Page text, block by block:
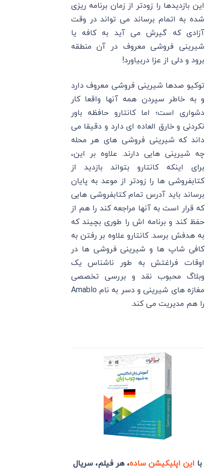
این بازدیدها را زودتر از زمان برنامه ریزی
شده به اتمام برساند می تواند در وقت
آزادی که گیرش می آید به کافه یا
شیرینی فروشی معروف در آن منطقه
برود و دلی از عزا دربیاورد!
توکیو صدها شیرینی‌ فروشی معروف دارد
و به خاطر سپردن همه آنها واقعا کار
دشواری است؛ اما کانتارو حافظه باور
نکردنی و خارق العاده ای دارد و دقیقا می
داند که شیرینی فروشی های هر محله
چه شیرینی هایی دارند. علاوه بر این،
برای اینکه کانتارو بتواند بازدید از
کتابفروشی ها را زودتر از موعد به پایان
برساند باید آدرس تمام کتابفروشی هایی
که قرار است به آنها مراجعه کند را هم از
حفظ کند و برنامه اش را طوری بچیند که
به هدفش برسد. کانتارو علاوه بر رفتن به
کافی شاپ ها و شیرینی فروشی ها در
اوقات فراغتش به طور ناشناس یک
وبلاگ محبوب نقد و بررسی تخصصی
مغازه های شیرینی و دسر به نام Amablo
را هم مدیریت می کند.
با این اپلیکیشن ساده، هر فیلم، سریال